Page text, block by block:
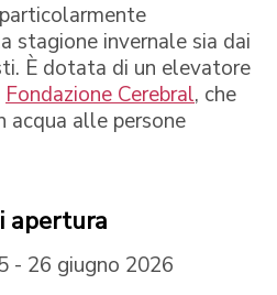
stagione invernale sia dai
È dotata di un elevatore
Fondazione Cerebral, che
acqua alle persone
apertura
- 26 giugno 2026